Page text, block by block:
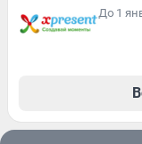
До 1